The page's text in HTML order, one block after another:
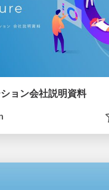
ョン会社説明資料